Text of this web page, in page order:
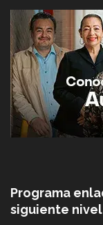
Programa
siguiente